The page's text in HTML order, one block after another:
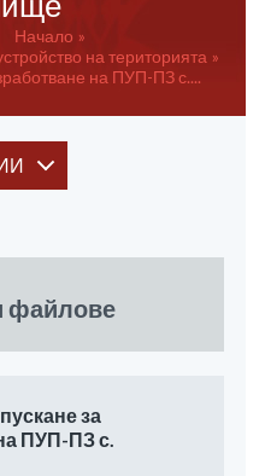
Начало
на територията
на ПУП-ПЗ с....
файлове
за
ПУП-ПЗ с.